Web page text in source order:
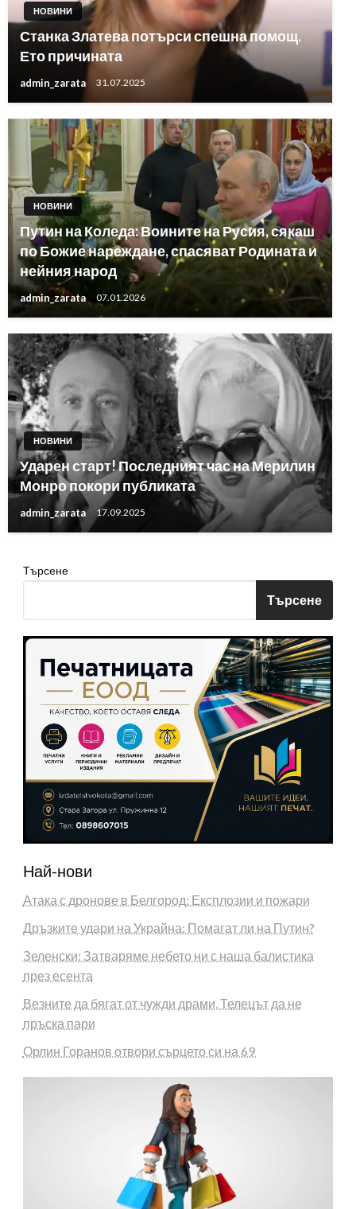
НОВИНИ
Станка Златева потърси спешна помощ.
Ето причината
admin_zarata 31.07.2025
НОВИНИ
Путин на Коледа: Воините на Русия, сякаш
по Божие нареждане, спасяват Родината и
нейния народ
admin_zarata 07.01.2026
НОВИНИ
Ударен старт! Последният час на Мерилин
Монро покори публиката
admin_zarata 17.09.2025
Търсене
Търсене
Най-нови
Атака с дронове в Белгород: Експлозии и пожари
Дръзките удари на Украйна: Помагат ли на Путин?
Зеленски: Затваряме небето ни с наша балистика
през есента
Везните да бягат от чужди драми, Телецът да не
пръска пари
Орлин Горанов отвори сърцето си на 69